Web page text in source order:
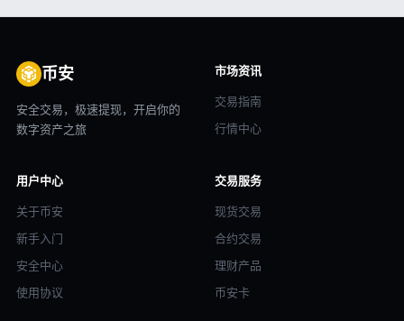
币安
安全交易，极速提现，开启你的
数字资产之旅
市场资讯
交易指南
行情中心
用户中心
关于币安
新手入门
安全中心
使用协议
交易服务
现货交易
合约交易
理财产品
币安卡